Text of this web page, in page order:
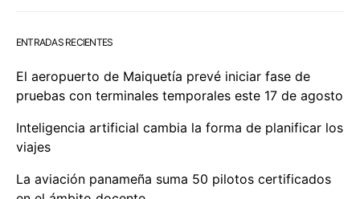
ENTRADAS RECIENTES
El aeropuerto de Maiquetía prevé iniciar fase de
pruebas con terminales temporales este 17 de agosto
Inteligencia artificial cambia la forma de planificar los
viajes
La aviación panameña suma 50 pilotos certificados